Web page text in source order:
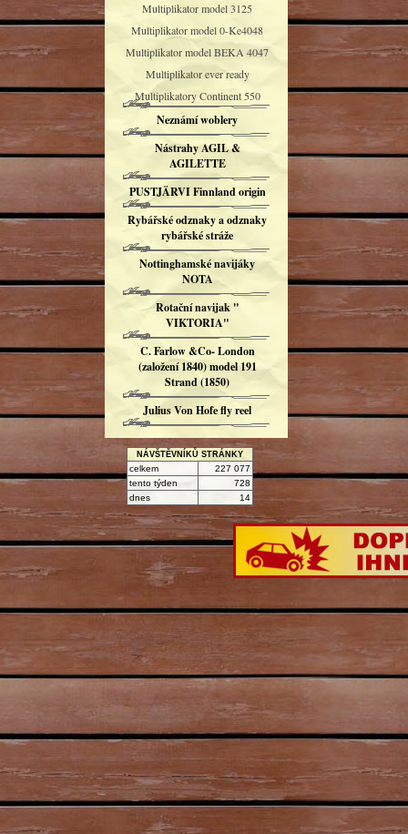
Multiplikator model 3125
Multiplikator model 0-Ke4048
Multiplikator model BEKA 4047
Multiplikator ever ready
Multiplikatory Continent 550
Neznámí woblery
Nástrahy AGIL &
AGILETTE
PUSTJÄRVI Finnland origin
Rybářské odznaky a odznaky
rybářské stráže
Nottinghamské navijáky
NOTA
Rotační navijak "
VIKTORIA"
C. Farlow &Co- London
(založení 1840) model 191
Strand (1850)
Julius Von Hofe fly reel
NÁVŠTĚVNÍKŮ STRÁNKY
celkem
227 077
tento týden
728
dnes
14